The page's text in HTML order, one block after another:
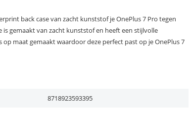
back case van zacht kunststof je OnePlus 7 Pro tegen
is gemaakt van zacht kunststof en heeft een stijlvolle
maat gemaakt waardoor deze perfect past op je OnePlus 7
8718923593395